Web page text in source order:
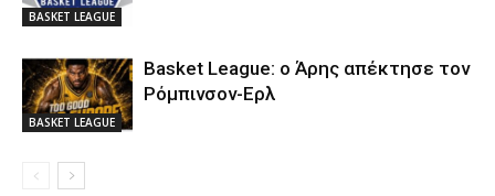
BASKET LEAGUE
BASKET LEAGUE
Basket League: ο Άρης απέκτησε τον
Ρόμπινσον-Ερλ